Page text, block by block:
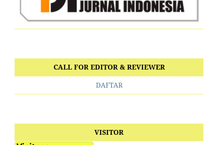
CALL FOR EDITOR & REVIEWER
DAFTAR
VISITOR